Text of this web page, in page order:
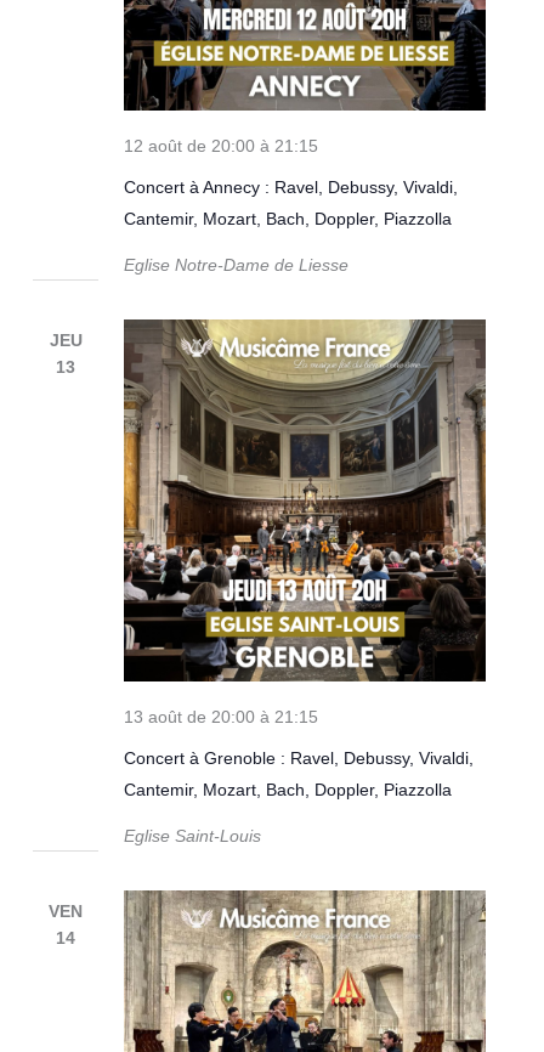
Concert à Annecy : Ravel, Debussy, Vivaldi,
Cantemir, Mozart, Bach, Doppler, Piazzolla
12 août de 20:00 à 21:15
Eglise Notre-Dame de Liesse
JEU
13
Concert à Grenoble : Ravel, Debussy, Vivaldi,
Cantemir, Mozart, Bach, Doppler, Piazzolla
13 août de 20:00 à 21:15
Eglise Saint-Louis
VEN
14